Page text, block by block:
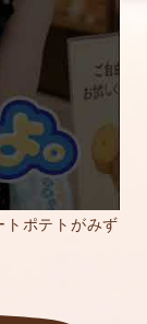
ポテトがみず